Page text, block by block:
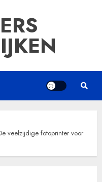
veelzijdige fotoprinter voor